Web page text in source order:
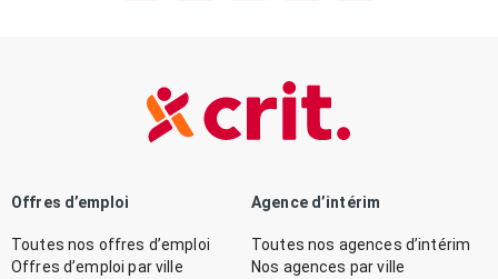
Offres d’emploi
Toutes nos offres d’emploi
Offres d’emploi par ville
Agence d’intérim
Toutes nos agences d’intérim
Nos agences par ville